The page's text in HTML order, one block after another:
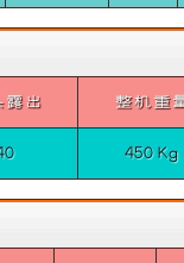
能
露出 整机重
450 Kg